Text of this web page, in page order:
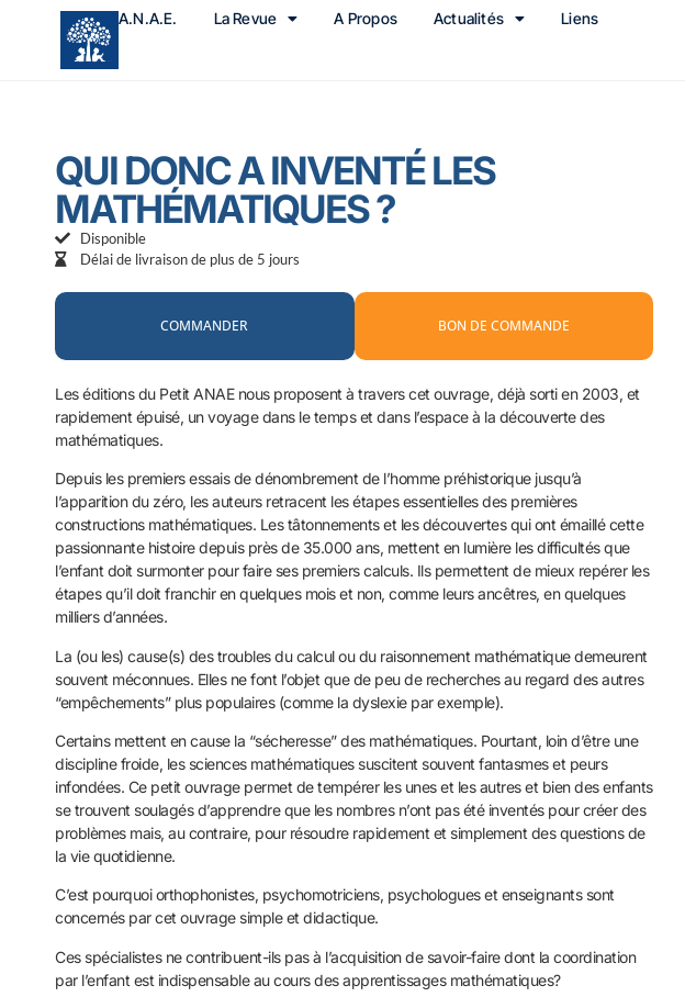
A.N.A.E. La Revue A Propos Actualités Liens
QUI DONC A INVENTÉ LES
MATHÉMATIQUES ?
Disponible
Délai de livraison de plus de 5 jours
COMMANDER BON DE COMMANDE
Les éditions du Petit ANAE nous proposent à travers cet ouvrage, déjà sorti en 2003, et
rapidement épuisé, un voyage dans le temps et dans l’espace à la découverte des
mathématiques.
Depuis les premiers essais de dénombrement de l’homme préhistorique jusqu’à
l’apparition du zéro, les auteurs retracent les étapes essentielles des premières
constructions mathématiques. Les tâtonnements et les découvertes qui ont émaillé cette
passionnante histoire depuis près de 35.000 ans, mettent en lumière les difficultés que
l’enfant doit surmonter pour faire ses premiers calculs. Ils permettent de mieux repérer les
étapes qu’il doit franchir en quelques mois et non, comme leurs ancêtres, en quelques
milliers d’années.
La (ou les) cause(s) des troubles du calcul ou du raisonnement mathématique demeurent
souvent méconnues. Elles ne font l’objet que de peu de recherches au regard des autres
“empêchements” plus populaires (comme la dyslexie par exemple).
Certains mettent en cause la “sécheresse” des mathématiques. Pourtant, loin d’être une
discipline froide, les sciences mathématiques suscitent souvent fantasmes et peurs
infondées. Ce petit ouvrage permet de tempérer les unes et les autres et bien des enfants
se trouvent soulagés d’apprendre que les nombres n’ont pas été inventés pour créer des
problèmes mais, au contraire, pour résoudre rapidement et simplement des questions de
la vie quotidienne.
C’est pourquoi orthophonistes, psychomotriciens, psychologues et enseignants sont
concernés par cet ouvrage simple et didactique.
Ces spécialistes ne contribuent-ils pas à l’acquisition de savoir-faire dont la coordination
par l’enfant est indispensable au cours des apprentissages mathématiques?